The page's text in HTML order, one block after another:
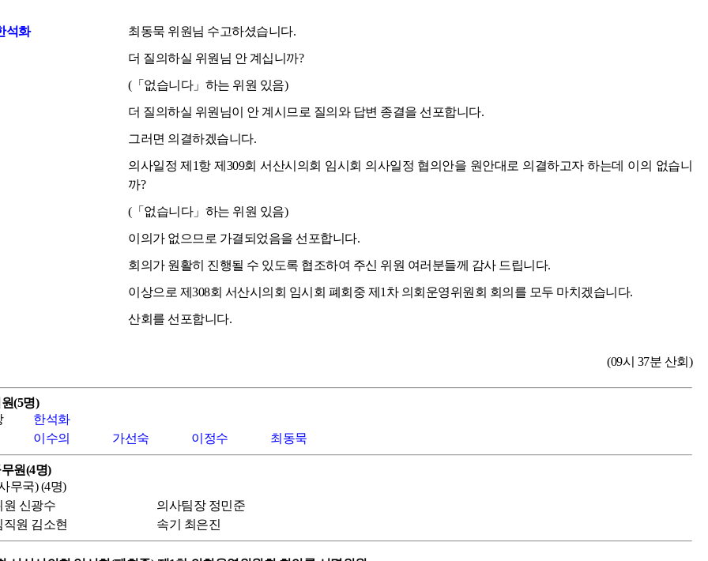
석화
최동묵 위원님 수고하셨습니다.
더 질의하실 위원님 안 계십니까?
(「없습니다」하는 위원 있음)
더 질의하실 위원님이 안 계시므로 질의와 답변 종결을 선포합니다.
그러면 의결하겠습니다.
의사일정 제1항 제309회 서산시의회 임시회 의사일정 협의안을 원안대로 의결하고자 하는데 이의 없습니
까?
(「없습니다」하는 위원 있음)
이의가 없으므로 가결되었음을 선포합니다.
회의가 원활히 진행될 수 있도록 협조하여 주신 위원 여러분들께 감사 드립니다.
이상으로 제308회 서산시의회 임시회 폐회중 제1차 의회운영위원회 회의를 모두 마치겠습니다.
산회를 선포합니다.
(09시 37분 산회)
(5명)
한석화
이수의
가선숙 이정수 최동묵
원(4명)
무국) (4명)
원 신광수
의사팀장 정민준
원 김소현
속기 최은진